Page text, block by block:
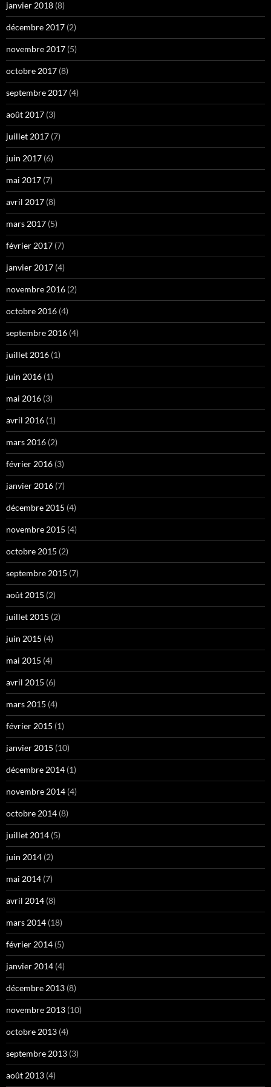
janvier 2018 (8)
décembre 2017 (2)
novembre 2017 (5)
octobre 2017 (8)
septembre 2017 (4)
août 2017 (3)
juillet 2017 (7)
juin 2017 (6)
mai 2017 (7)
avril 2017 (8)
mars 2017 (5)
février 2017 (7)
janvier 2017 (4)
novembre 2016 (2)
octobre 2016 (4)
septembre 2016 (4)
juillet 2016 (1)
juin 2016 (1)
mai 2016 (3)
avril 2016 (1)
mars 2016 (2)
février 2016 (3)
janvier 2016 (7)
décembre 2015 (4)
novembre 2015 (4)
octobre 2015 (2)
septembre 2015 (7)
août 2015 (2)
juillet 2015 (2)
juin 2015 (4)
mai 2015 (4)
avril 2015 (6)
mars 2015 (4)
février 2015 (1)
janvier 2015 (10)
décembre 2014 (1)
novembre 2014 (4)
octobre 2014 (8)
juillet 2014 (5)
juin 2014 (2)
mai 2014 (7)
avril 2014 (8)
mars 2014 (18)
février 2014 (5)
janvier 2014 (4)
décembre 2013 (8)
novembre 2013 (10)
octobre 2013 (4)
septembre 2013 (3)
août 2013 (4)